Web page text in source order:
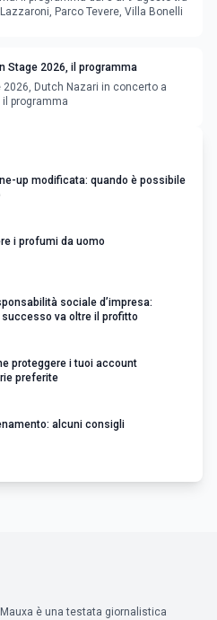
Parco Tevere, Villa Bonelli
Stage 2026, il programma
2026, Dutch Nazari in concerto a
il programma
up modificata: quando è possibile
i profumi da uomo
sociale d’impresa:
successo va oltre il profitto
proteggere i tuoi account
preferite
alcuni consigli
è una testata giornalistica